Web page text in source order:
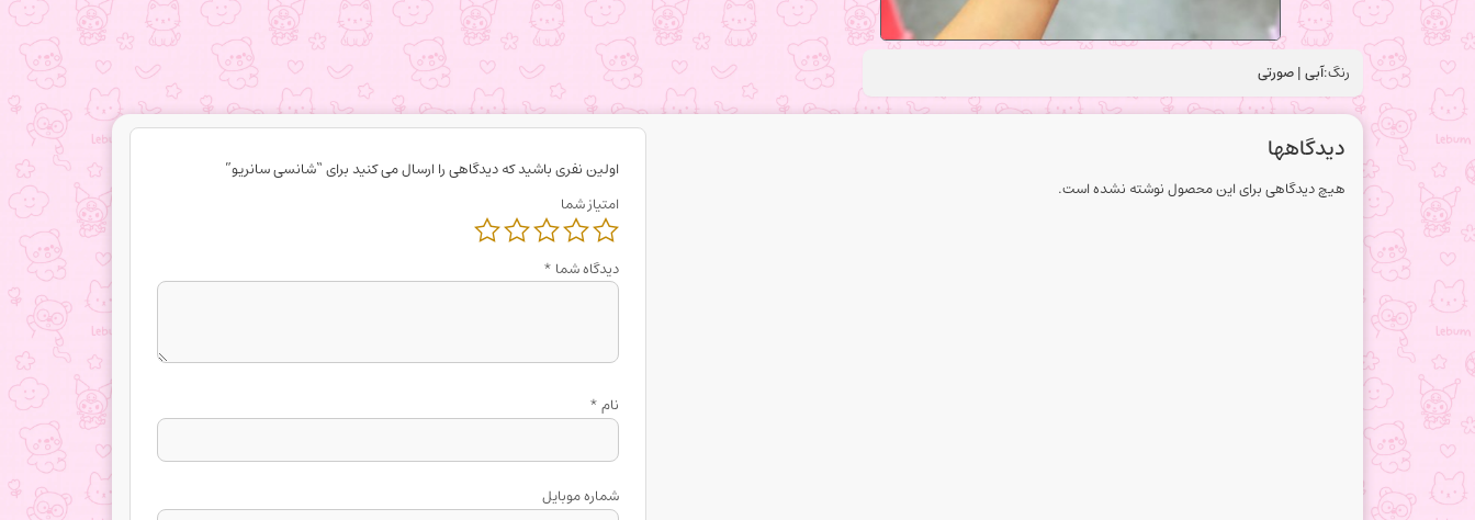
رنگ:آبی | صورتی
دیدگاهها
هیچ دیدگاهی برای این محصول نوشته نشده است.
اولین نفری باشید که دیدگاهی را ارسال می کنید برای “شانسی سانریو”
امتیاز شما
دیدگاه شما *
نام*
شماره موبایل